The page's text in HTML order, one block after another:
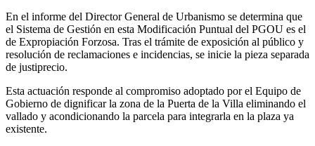
En el informe del Director General de Urbanismo se determina que
el Sistema de Gestión en esta Modificación Puntual del PGOU es el
de Expropiación Forzosa. Tras el trámite de exposición al público y
resolución de reclamaciones e incidencias, se inicie la pieza separada
de justiprecio.
Esta actuación responde al compromiso adoptado por el Equipo de
Gobierno de dignificar la zona de la Puerta de la Villa eliminando el
vallado y acondicionando la parcela para integrarla en la plaza ya
existente.